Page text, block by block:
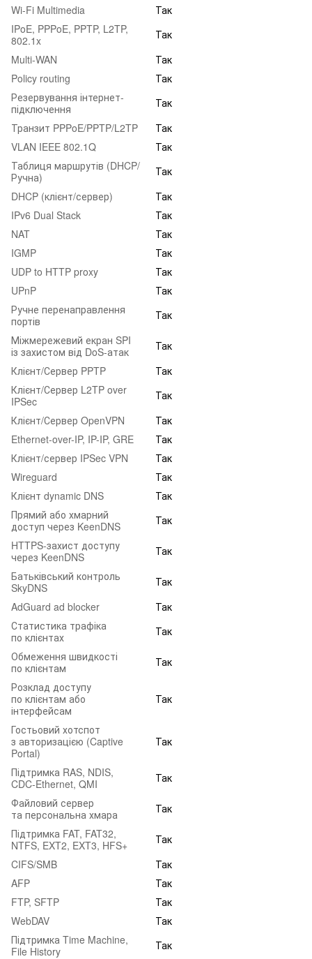
Wi-Fi Multimedia
Так
IPoE, PPPoE, PPTP, L2TP,
802.1x
Так
Multi-WAN
Так
Policy routing
Так
Резервування інтернет-
підключення
Так
Транзит PPPoE/PPTP/L2TP
Так
VLAN IEEE 802.1Q
Так
Таблиця маршрутів (DHCP/
Ручна)
Так
DHCP (клієнт/сервер)
Так
IPv6 Dual Stack
Так
NAT
Так
IGMP
Так
UDP to HTTP proxy
Так
UPnP
Так
Ручне перенаправлення
портів
Так
Міжмережевий екран SPI
із захистом від DoS-атак
Так
Клієнт/Сервер PPTP
Так
Клієнт/Сервер L2TP over
IPSec
Так
Клієнт/Сервер OpenVPN
Так
Ethernet-over-IP, IP-IP, GRE
Так
Клієнт/сервер IPSec VPN
Так
Wireguard
Так
Клієнт dynamic DNS
Так
Прямий або хмарний
доступ через KeenDNS
Так
HTTPS-захист доступу
через KeenDNS
Так
Батьківський контроль
SkyDNS
Так
AdGuard ad blocker
Так
Статистика трафіка
по клієнтах
Так
Обмеження швидкості
по клієнтам
Так
Розклад доступу
по клієнтам або
інтерфейсам
Так
Гостьовий хотспот
з авторизацією (Captive
Portal)
Так
Підтримка RAS, NDIS,
CDC‑Ethernet, QMI
Так
Файловий сервер
та персональна хмара
Так
Підтримка FAT, FAT32,
NTFS, EXT2, EXT3, HFS+
Так
CIFS/SMB
Так
AFP
Так
FTP, SFTP
Так
WebDAV
Так
Підтримка Time Machine,
File History
Так